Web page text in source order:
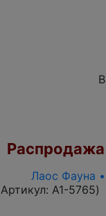
Распродажа
Лаос Фауна
A1-5765)